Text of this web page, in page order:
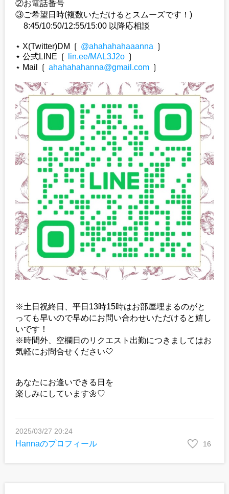
②お電話番号
③ご希望日時(複数いただけるとスムーズです！)
8:45/10:50/12:55/15:00 以降応相談
⋆ X(Twitter)DM ❲ @ahahahahaaanna ❳
⋆ 公式LINE ❲ lin.ee/MAL3J2o ❳
⋆ Mail ❲ ahahahahanna@gmail.com ❳
※土日祝終日、平日13時15時はお部屋埋まるのがと
っても早いので早めにお問い合わせいただけると嬉し
いです！
※時間外、空欄日のリクエスト出勤につきましてはお
気軽にお問合せください🤍
あなたにお逢いできる日を
楽しみにしています🌼♡
16
2025/03/27 20:24
Hannaのプロフィール